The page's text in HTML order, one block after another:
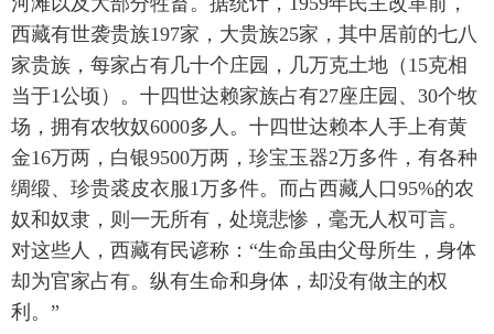
西藏有世袭贵族197家，大贵族25家，其中居前的七八
家贵族，每家占有几十个庄园，几万克土地（15克相
当于1公顷）。十四世达赖家族占有27座庄园、30个牧
场，拥有农牧奴6000多人。十四世达赖本人手上有黄
金16万两，白银9500万两，珍宝玉器2万多件，有各种
绸缎、珍贵裘皮衣服1万多件。而占西藏人口95%的农
奴和奴隶，则一无所有，处境悲惨，毫无人权可言。
对这些人，西藏有民谚称：“生命虽由父母所生，身体
却为官家占有。纵有生命和身体，却没有做主的权
利。”